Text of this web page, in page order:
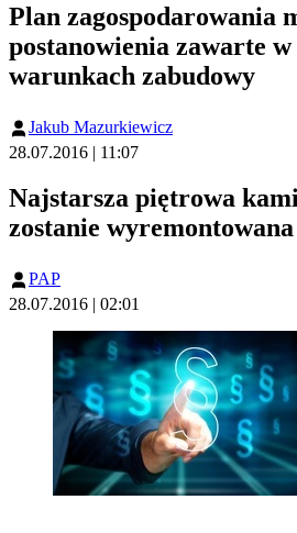
Plan zagospodarowania
postanowienia zawarte
warunkach zabudowy
Jakub Mazurkiewicz
28.07.2016 | 11:07
Najstarsza piętrowa
zostanie wyremontowana
PAP
28.07.2016 | 02:01